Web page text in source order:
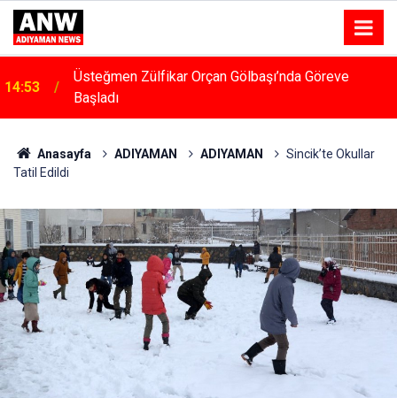
14:48 Menfeze Çarpan Araç Sürücüsü Yaralandı
Anasayfa ADIYAMAN ADIYAMAN
Sincik’te Okullar
Tatil Edildi